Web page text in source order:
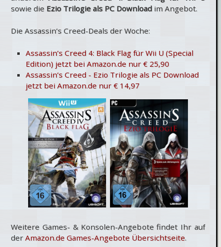
sowie die Ezio Trilogie als PC Downloadim Angebot.
Die Assassin’s Creed-Deals der Woche:
Assassin’s Creed 4: Black Flag für Wii U (Special
Edition) jetzt bei Amazon.de nur € 25,90
Assassin’s Creed - Ezio Trilogie als PC Download
jetzt bei Amazon.de nur € 14,97
Weitere Games- & Konsolen-Angebote findet Ihr auf
der Amazon.de Games-Angebote Übersichtseite.